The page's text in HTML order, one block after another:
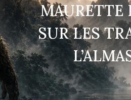
MAURETTE
SUR LES